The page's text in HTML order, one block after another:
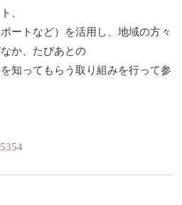
、
ートなど）を活用し、地域の方々
か、たびあとの
知ってもらう取り組みを行って参